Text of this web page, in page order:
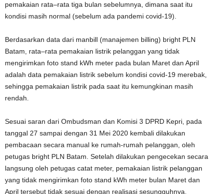
pemakaian rata–rata tiga bulan sebelumnya, dimana saat itu
kondisi masih normal (sebelum ada pandemi covid-19).
Berdasarkan data dari manbill (manajemen billing) bright PLN
Batam, rata–rata pemakaian listrik pelanggan yang tidak
mengirimkan foto stand kWh meter pada bulan Maret dan April
adalah data pemakaian listrik sebelum kondisi covid-19 merebak,
sehingga pemakaian listrik pada saat itu kemungkinan masih
rendah.
Sesuai saran dari Ombudsman dan Komisi 3 DPRD Kepri, pada
tanggal 27 sampai dengan 31 Mei 2020 kembali dilakukan
pembacaan secara manual ke rumah-rumah pelanggan, oleh
petugas bright PLN Batam. Setelah dilakukan pengecekan secara
langsung oleh petugas catat meter, pemakaian listrik pelanggan
yang tidak mengirimkan foto stand kWh meter bulan Maret dan
April tersebut tidak sesuai dengan realisasi sesungguhnya.